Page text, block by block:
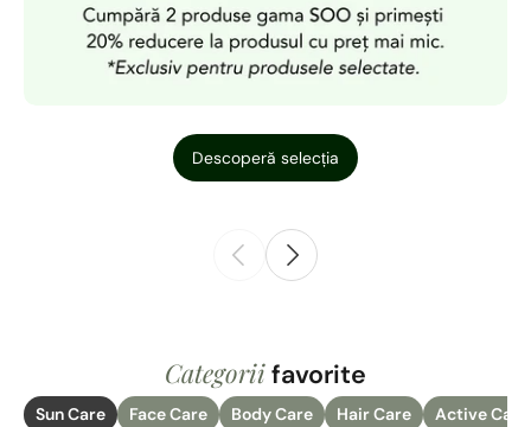
Descoperă selecția
Categoriifavorite
Sun Care Face Care Body Care Hair Care Active Care